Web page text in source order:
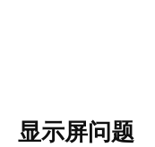
显示屏问题